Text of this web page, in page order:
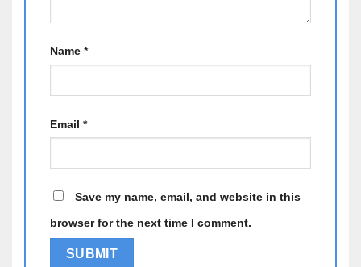
Name *
Email *
Save my name, email, and website in this
browser for the next time I comment.